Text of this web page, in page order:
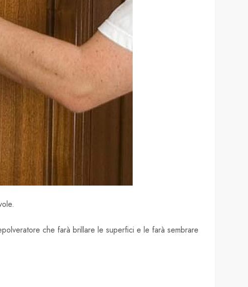
che farà brillare le superfici e le farà sembrare